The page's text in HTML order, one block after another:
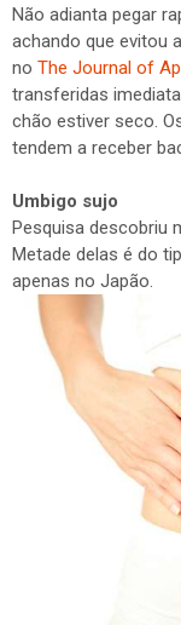
Não adianta pegar
achando que evitou
no The Journal of
transferidas
chão estiver seco.
tendem a receber
Umbigo sujo
Pesquisa descobriu
Metade delas é do
apenas no Japão.